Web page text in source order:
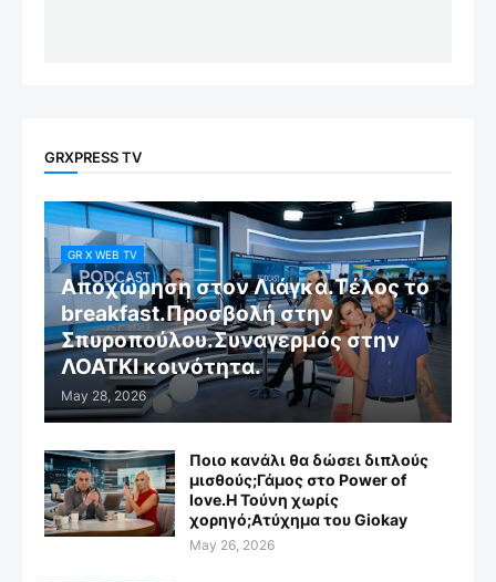
GRXPRESS TV
GR X WEB TV
Αποχώρηση στον Λιάγκα.Τέλος το
breakfast.Προσβολή στην
Σπυροπούλου.Συναγερμός στην
ΛΟΑΤΚΙ κοινότητα.
May 28, 2026
Ποιο κανάλι θα δώσει διπλούς
μισθούς;Γάμος στο Power of
love.Η Τούνη χωρίς
χορηγό;Aτύχημα του Giokay
May 26, 2026